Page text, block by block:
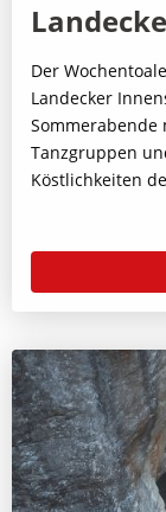
Der
Landecker
Sommerabende
Tanzgruppen
Köstlichkeiten